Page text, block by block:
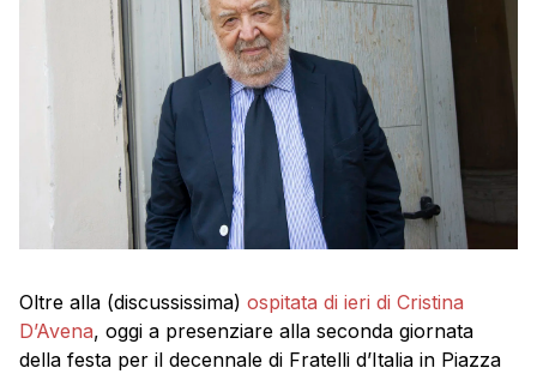
Oltre alla (discussissima) ospitata di ieri di Cristina
D’Avena, oggi a presenziare alla seconda giornata
della festa per il decennale di Fratelli d’Italia in Piazza